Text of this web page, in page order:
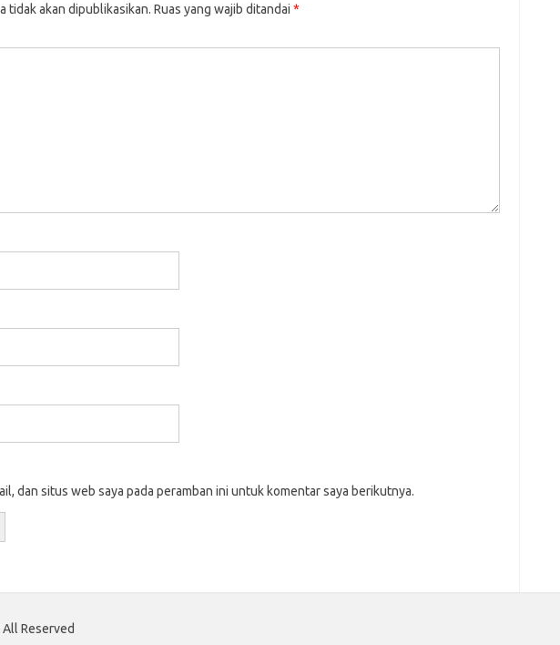
tidak akan dipublikasikan. Ruas yang wajib ditandai *
dan situs web saya pada peramban ini untuk komentar saya berikutnya.
Reserved